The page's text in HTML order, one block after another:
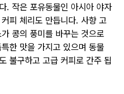
. 작은 포유동물인 아시아 야자
피 체리도 만듭니다. 사향 고
콩의 풍미를 바꾸는 것으로
한 맛을 가지고 있으며 동물
불구하고 고급 커피로 간주 됩